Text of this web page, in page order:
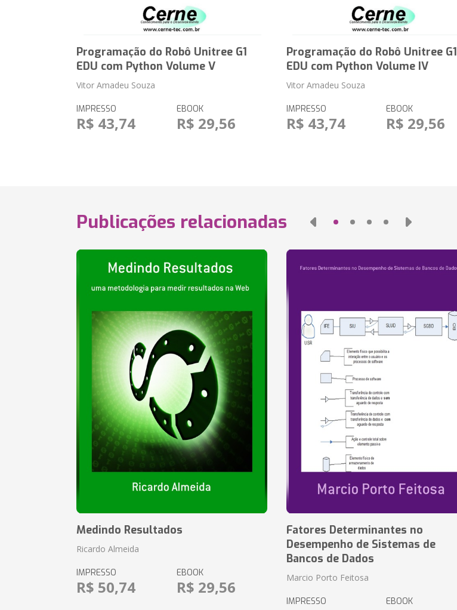
Programação do Robô Unitree G1
EDU com Python Volume V
Vitor Amadeu Souza
IMPRESSO
R$ 43,74
EBOOK
R$ 29,56
Programação do Robô Unitree G1
EDU com Python Volume IV
Vitor Amadeu Souza
IMPRESSO
R$ 43,74
EBOOK
R$ 29,56
Publicações relacionadas
Medindo Resultados
Ricardo Almeida
IMPRESSO
R$ 50,74
EBOOK
R$ 29,56
Fatores Determinantes no
Desempenho de Sistemas de
Bancos de Dados
Marcio Porto Feitosa
IMPRESSO EBOOK